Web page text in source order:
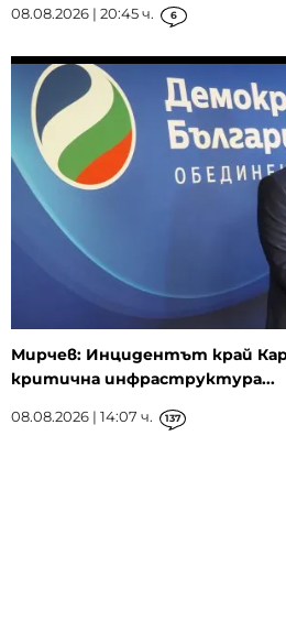
08.08.2026 | 20:45 ч. 6
Мирчев: Инцидентът край
критична инфраструктура...
08.08.2026 | 14:07 ч. 137